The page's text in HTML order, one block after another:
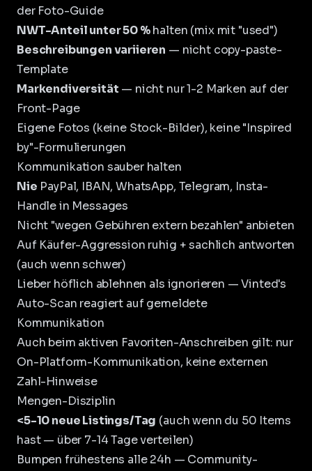
der Foto-Guide
NWT-Anteil unter 50 %halten (mix mit "used")
Beschreibungen variieren — nicht copy-paste-
Template
Markendiversität — nicht nur 1-2 Marken auf der
Front-Page
Eigene Fotos (keine Stock-Bilder), keine "Inspired
by"-Formulierungen
Kommunikation sauber halten
Nie PayPal, IBAN, WhatsApp, Telegram, Insta-
Handle in Messages
Nicht "wegen Gebühren extern bezahlen" anbieten
Auf Käufer-Aggression ruhig + sachlich antworten
(auch wenn schwer)
Lieber höflich ablehnen als ignorieren — Vinted's
Auto-Scan reagiert auf gemeldete
Kommunikation
Auch beim aktiven Favoriten-Anschreiben gilt: nur
On-Platform-Kommunikation, keine externen
Zahl-Hinweise
Mengen-Disziplin
<5-10 neue Listings/Tag (auch wenn du 50 Items
hast — über 7-14 Tage verteilen)
Bumpen frühestens alle 24h — Community-